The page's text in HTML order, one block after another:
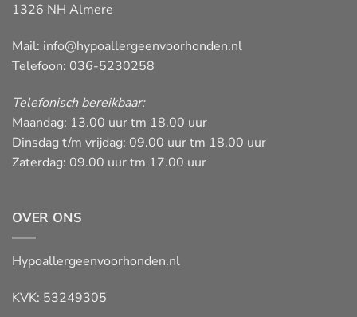
1326 NH Almere
Mail: info@hypoallergeenvoorhonden.nl
Telefoon: 036-5230258
Telefonisch bereikbaar:
Maandag: 13.00 uur tm 18.00 uur
Dinsdag t/m vrijdag: 09.00 uur tm 18.00 uur
Zaterdag: 09.00 uur tm 17.00 uur
OVER ONS
Hypoallergeenvoorhonden.nl
KVK: 53249305